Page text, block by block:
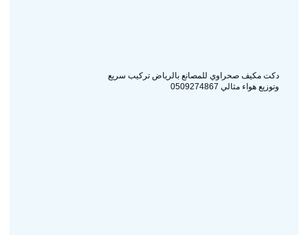
دكت مكيف صحراوي للمصانع بالرياض تركيب سريع
وتوزيع هواء مثالي 0509274867